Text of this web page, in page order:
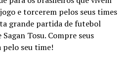
e torcerem pelos seus times
grande partida de futebol
Tosu. Compre seus
pelo seu time!